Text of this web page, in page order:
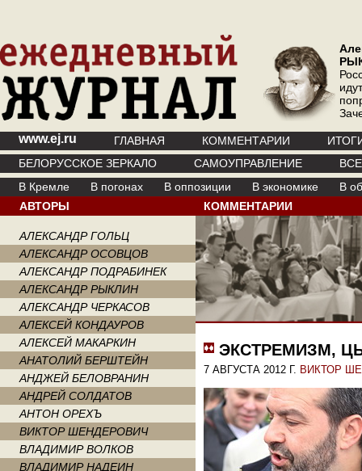
www.ej.ru ГЛАВНАЯ КОММЕНТАРИИ
БЕЛОРУССКОЕ ЗЕРКАЛО
САМОУПРАВЛЕНИЕ
В Кремле
В погонах В оппозиции В экономике
В
АВТОРЫ
АЛЕКСАНДР ГОЛЬЦ
АЛЕКСАНДР ОСОВЦОВ
АЛЕКСАНДР ПОДРАБИНЕК
АЛЕКСАНДР РЫКЛИН
АЛЕКСАНДР ЧЕРКАСОВ
АЛЕКСЕЙ КОНДАУРОВ
АЛЕКСЕЙ МАКАРКИН
АНАТОЛИЙ БЕРШТЕЙН
АНДЖЕЙ БЕЛОВРАНИН
АНДРЕЙ СОЛДАТОВ
АНТОН ОРЕХЪ
ВИКТОР ШЕНДЕРОВИЧ
ВЛАДИМИР ВОЛКОВ
ВЛАДИМИР НАДЕИН
КОММЕНТАРИИ
ЭКСТРЕМИЗМ,
7 АВГУСТА 2012 Г. ВИКТОР